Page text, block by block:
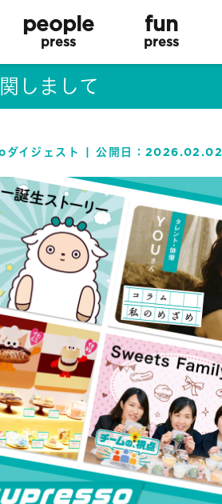
people
press
fun
press
しまして
イジェスト 公開日：2026.02.02